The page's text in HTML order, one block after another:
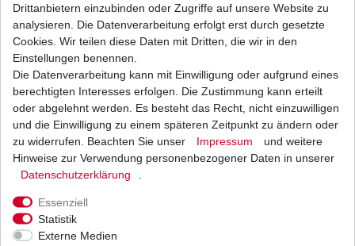
Yamaha XSR 700 Xtribute ABS MTM690-D
RM1142019 - 2020
Yamaha XSR 700 Xtribute ABS MTM690-D
RM115 2019 - 2020
Yamaha XV 1700 Road Star Warrior
VP14E 2003 - 2005
Yamaha XV 1900 A Midnight Star
Yamaha XV 1900 A Midnight Star
2011
Yamaha XV 1900 A Midnight Star
VP237
2012
Yamaha YZF 600 RH Thunder Cat
4TV
1996 - 2002
Yamaha YZF 600 RN Thunder Cat
4WD
1996 - 2002
Yamaha YZF 1000 R Thunder Ace
4SV
2000 - 2001
Yamaha YZF 1000 R Thunder Ace
Yamaha YZF-R1 1000
Yamaha YZF-R1 1000
Drittanbietern einzubinden oder Zugriffe auf unsere Website zu
analysieren. Die Datenverarbeitung erfolgt erst durch gesetzte
Cookies. Wir teilen diese Daten mit Dritten, die wir in den
Einstellungen benennen.
Die Datenverarbeitung kann mit Einwilligung oder aufgrund eines
berechtigten Interesses erfolgen. Die Zustimmung kann erteilt
oder abgelehnt werden. Es besteht das Recht, nicht einzuwilligen
und die Einwilligung zu einem späteren Zeitpunkt zu ändern oder
zu widerrufen. Beachten Sie unser
Impressum
und weitere
Hinweise zur Verwendung personenbezogener Daten in unserer
Daten­schutz­erklärung
Essenziell
Statistik
Externe Medien